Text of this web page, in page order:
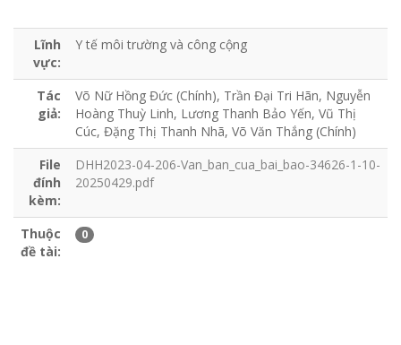
Lĩnh
vực:
Y tế môi trường và công cộng
Tác
giả:
Võ Nữ Hồng Đức (Chính), Trần Đại Tri Hãn, Nguyễn
Hoàng Thuỳ Linh, Lương Thanh Bảo Yến, Vũ Thị
Cúc, Đặng Thị Thanh Nhã, Võ Văn Thắng (Chính)
File
đính
kèm:
DHH2023-04-206-Van_ban_cua_bai_bao-34626-1-10-
20250429.pdf
Thuộc
đề tài:
0